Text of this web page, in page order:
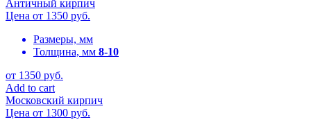
Античный кирпич
Цена от 1350 руб.
Размеры, мм
Толщина, мм 8-10
от 1350 руб.
Add to cart
Московский кирпич
Цена от 1300 руб.